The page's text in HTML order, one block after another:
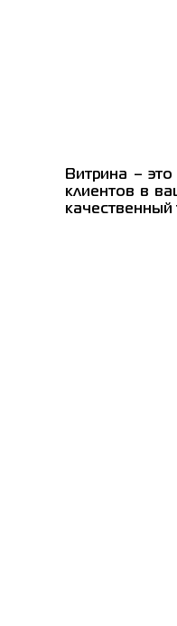
Витрина –
клиентов в
качественный